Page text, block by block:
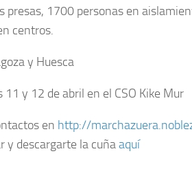
presas, 1700 personas en
centros.
y Huesca
11 y 12 de abril en el CSO Kike Mur
en http://
y descargarte la cuñaaquí